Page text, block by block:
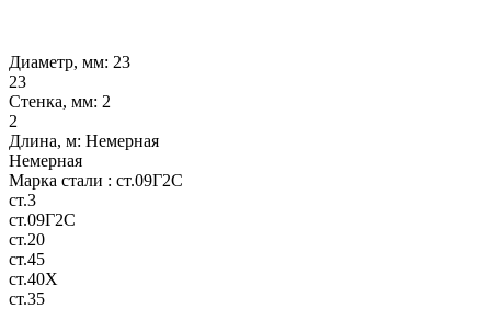
Диаметр, мм: 23
23
Стенка, мм: 2
2
Длина, м: Немерная
Немерная
Марка стали : ст.09Г2С
ст.3
ст.09Г2С
ст.20
ст.45
ст.40Х
ст.35